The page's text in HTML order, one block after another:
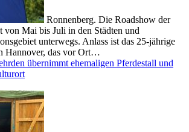
Ronnenberg. Die Roadshow der
von Mai bis Juli in den Städten und
unterwegs. Anlass ist das 25-jährige
Hannover, das vor Ort…
übernimmt ehemaligen Pferdestall und